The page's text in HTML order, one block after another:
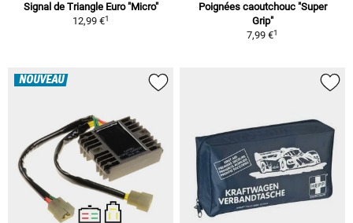
Signal de Triangle Euro "Micro"
12,99 €1
Poignées caoutchouc "Super
Grip"
7,99 €1
NOUVEAU